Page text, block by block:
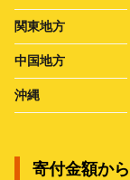
関東地方
中国地方
沖縄
寄付金額か